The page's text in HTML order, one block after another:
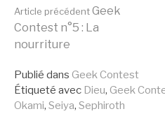
Lire
la
suite
Article précédentGeek
Contest n°5 : La
nourriture
Publié dans Geek Contest
Étiqueté avec Dieu, Geek
Okami, Seiya, Sephiroth